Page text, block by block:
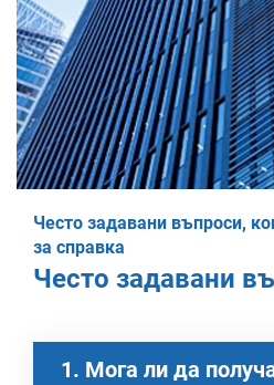
Често задавани въпроси,
за справка
Често задавани
1. Мога ли да